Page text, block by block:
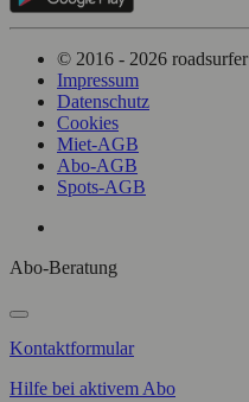
© 2016 - 2026 roadsurfer
Impressum
Datenschutz
Cookies
Miet-AGB
Abo-AGB
Spots-AGB
Abo-Beratung
Kontaktformular
Hilfe bei aktivem Abo